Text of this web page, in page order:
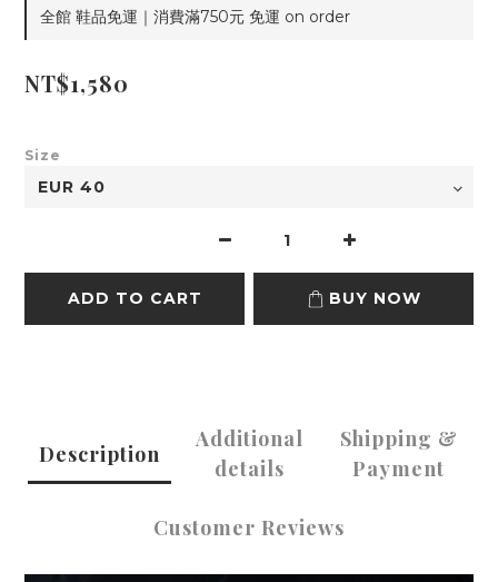
全館 鞋品免運｜消費滿750元 免運 on order
NT$1,580
Size
ADD TO CART BUY NOW
Description
Additional
details
Shipping &
Payment
Customer Reviews